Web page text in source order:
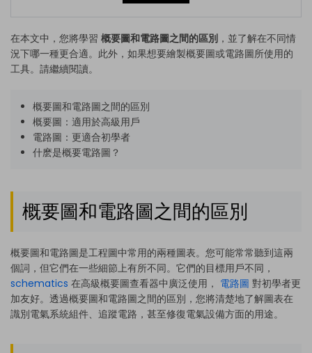
在本文中，您將學習 概要圖和電路圖之間的區別 ，並了解在不同情
況下哪一種更合適。此外，如果想要繪製概要圖或電路圖所使用的
工具。請繼續閱讀。
概要圖和電路圖之間的區別
概要圖：適用於高級用戶
電路圖：更適合初學者
什麽是概要電路圖？
概要圖和電路圖之間的區別
概要圖和電路圖是工程圖中常用的兩種圖表。您可能常常聽到這兩
個詞，但它們在一些細節上有所不同。它們的目標用戶不同，
schematics 在高級概要圖查看器中廣泛使用， 電路圖 對初學者更
加友好。透過概要圖和電路圖之間的區別，您將清楚地了解圖表在
識別電氣系統組件、追蹤電路，甚至修復電氣設備方面的用途。